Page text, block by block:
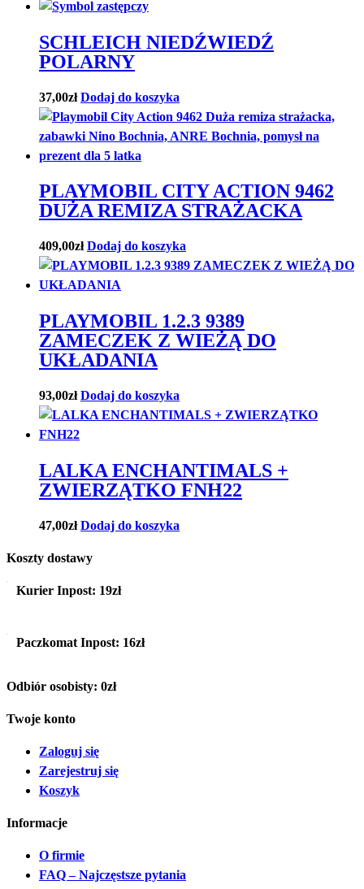
SCHLEICH NIEDŹWIEDŹ
POLARNY
37,00zł Dodaj do koszyka
PLAYMOBIL CITY ACTION 9462
DUŻA REMIZA STRAŻACKA
409,00zł Dodaj do koszyka
PLAYMOBIL 1.2.3 9389
ZAMECZEK Z WIEŻĄ DO
UKŁADANIA
93,00zł Dodaj do koszyka
LALKA ENCHANTIMALS +
ZWIERZĄTKO FNH22
47,00zł Dodaj do koszyka
Koszty dostawy
Kurier Inpost: 19zł
Paczkomat Inpost: 16zł
Odbiór osobisty: 0zł
Twoje konto
Zaloguj się
Zarejestruj się
Koszyk
Informacje
O firmie
FAQ – Najczęstsze pytania